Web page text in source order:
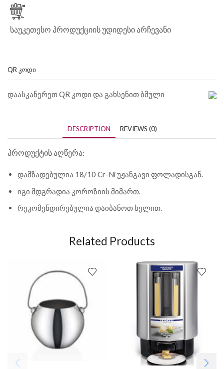
საუკეთესო პროდუქციის უდიდესი არჩევანი
QR ᲙᲝᲓᲘ
დაასკანერეთ QR კოდი და გახსენით ბმული
DESCRIPTION REVIEWS (0)
პროდუქტის აღწერა:
დამზადებულია 18/10 Cr-Ni უჟანგავი ფოლადისგან.
იგი მდგრადია კოროზიის მიმართ.
რეკომენდირებულია დაიბანოთ ხელით.
Related Products